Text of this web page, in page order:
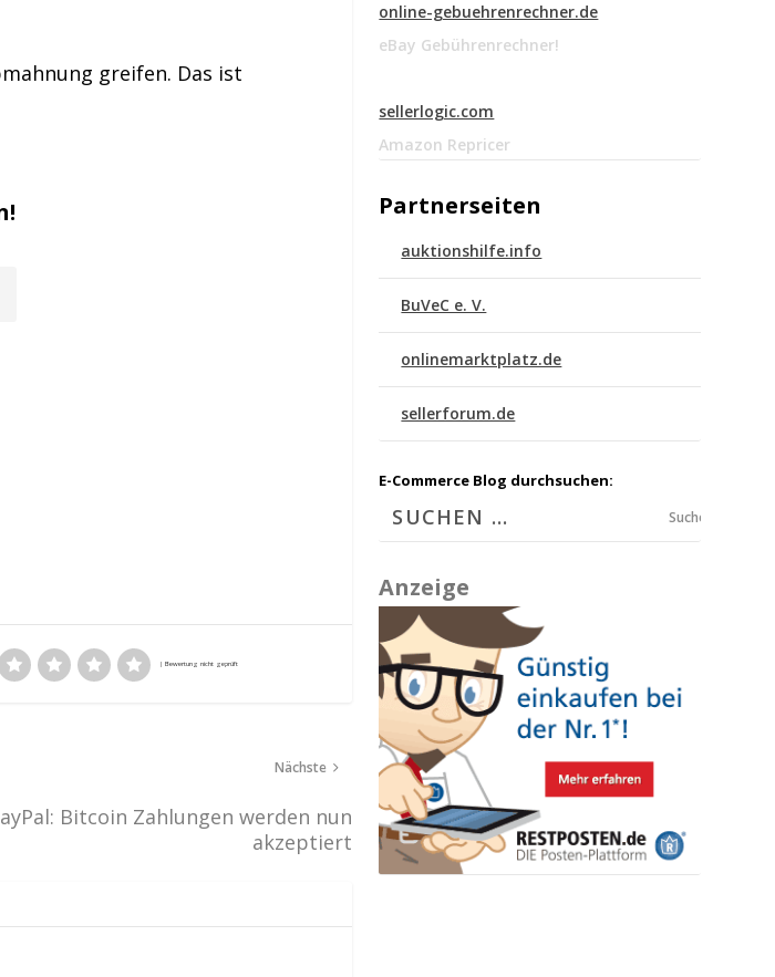
greifen. Das ist
Nächste
Bitcoin Zahlungen werden nun
akzeptiert
online-gebuehrenrechner.de
eBay Gebührenrechner!
sellerlogic.com
Amazon Repricer
Partnerseiten
auktionshilfe.info
BuVeC e. V.
onlinemarktplatz.de
sellerforum.de
E-Commerce Blog durchsuchen:
Suchen
Anzeige